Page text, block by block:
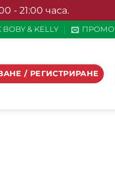
- 21:00 часа.
BOBY & KELLY ПРОМО
/ РЕГИСТРИРАНЕ